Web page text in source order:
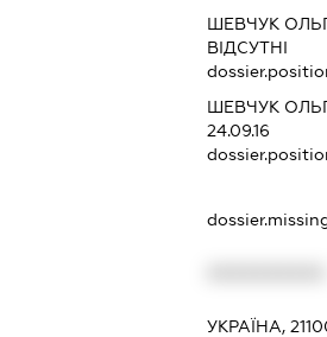
ШЕВЧУК
ВІДСУТНІ
ШЕВЧУК
24.09.16
УКРАЇНА,